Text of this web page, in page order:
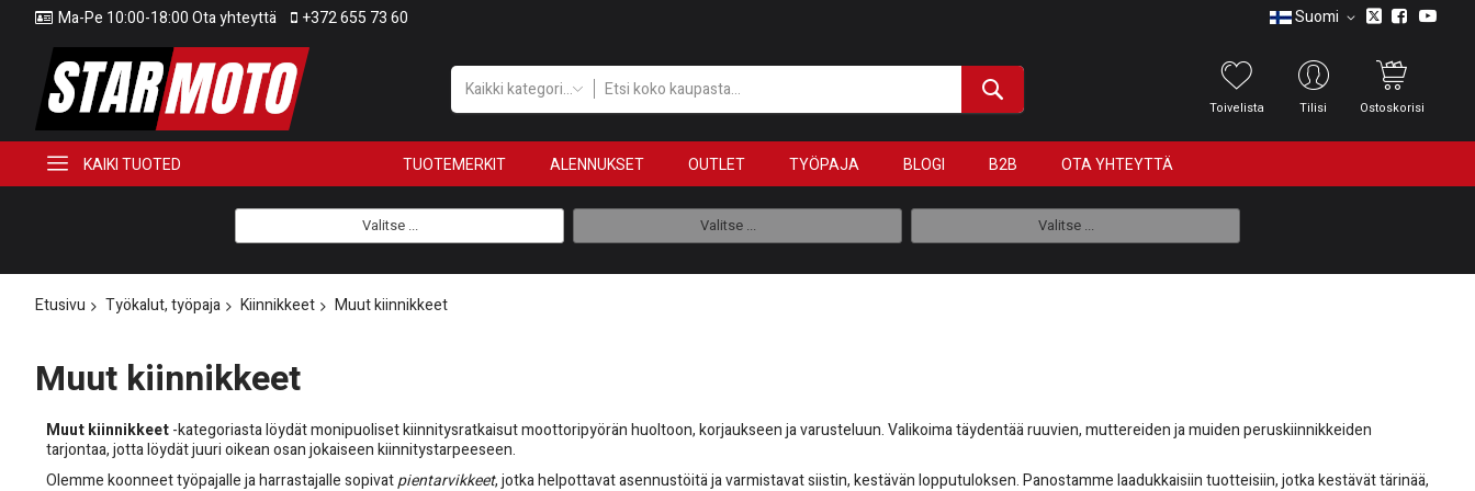
Ma-Pe 10:00-18:00 Ota yhteyttä +372 655 73 60 Suomi
Kaikki kategoriat
Toivelista Tilisi Ostoskorisi
KAIKI TUOTED TUOTEMERKIT ALENNUKSET OUTLET TYÖPAJA BLOGI B2B OTA YHTEYTTÄ
Valitse ... Valitse ... Valitse ...
Etusivu Työkalut, työpaja Kiinnikkeet Muut kiinnikkeet
Muut kiinnikkeet
Muut kiinnikkeet-kategoriasta löydät monipuoliset kiinnitysratkaisut moottoripyörän huoltoon, korjaukseen ja varusteluun. Valikoima täydentää ruuvien, muttereiden ja muiden peruskiinnikkeiden
tarjontaa, jotta löydät juuri oikean osan jokaiseen kiinnitystarpeeseen.
Olemme koonneet työpajalle ja harrastajalle sopivatpientarvikkeet, jotka helpottavat asennustöitä ja varmistavat siistin, kestävän lopputuloksen. Panostamme laadukkaisiin tuotteisiin, jotka kestävät tärinää,